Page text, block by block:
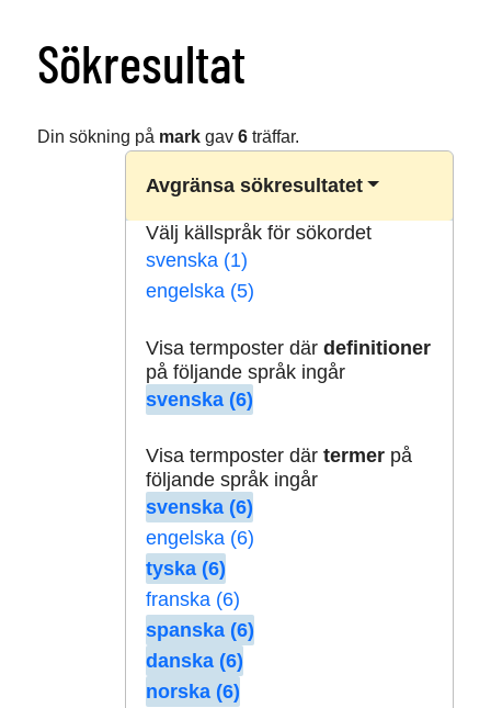
Sökresultat
Din sökning på markgav 6träffar.
Avgränsa sökresultatet
Välj källspråk för sökordet
svenska (1)
engelska (5)
Visa termposter där definitioner
på följande språk ingår
svenska (6)
Visa termposter där termerpå
följande språk ingår
svenska (6)
engelska (6)
tyska (6)
franska (6)
spanska (6)
danska (6)
norska (6)